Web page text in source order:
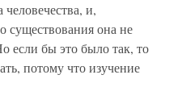
и,
существования она не
если бы это было так, то
потому что изучение